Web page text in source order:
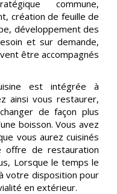
commune,
création de feuille de
développement des
et sur demande,
être accompagnés
est intégrée à
ainsi vous restaurer,
de façon plus
boisson. Vous avez
vous aurez cuisinés
offre de restauration
Lorsque le temps le
votre disposition pour
en extérieur.